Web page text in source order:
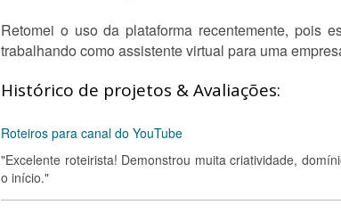
Retomei o uso da plataforma recentemente, pois
trabalhando como assistente virtual para uma
Histórico de projetos & Avaliações:
Roteiros para canal do YouTube
"Excelente roteirista! Demonstrou muita criatividade,
o início."